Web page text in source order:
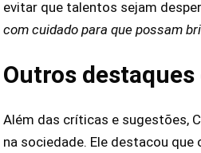
evitar que talentos sejam
com cuidado para que possam
Outros
Além das críticas e sugestões,
na sociedade. Ele destacou